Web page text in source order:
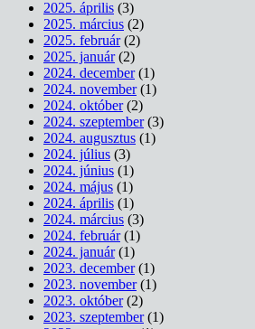
2025. április (3)
2025. március (2)
2025. február(2)
2025. január(2)
2024. december(1)
2024. november(1)
2024. október(2)
2024. szeptember(3)
2024. augusztus (1)
2024. július (3)
2024. június (1)
2024. május (1)
2024. április (1)
2024. március (3)
2024. február(1)
2024. január(1)
2023. december(1)
2023. november(1)
2023. október(2)
2023. szeptember(1)